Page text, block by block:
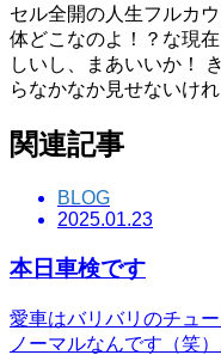
セル全開の人生フルカ
体どこなのよ！？な現
しいし、まあいいか！
らなかなか見せないけ
関連記事
BLOG
2025.01.23
本日車検です
愛車はバリバリのチュ
ノーマルなんです（笑